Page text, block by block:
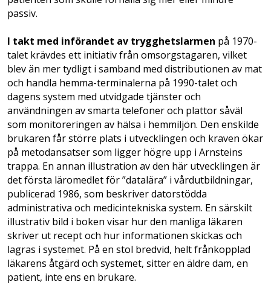
passiv.
I takt med införandet av trygghetslarmen på 1970-
talet krävdes ett initiativ från omsorgstagaren, vilket
blev än mer tydligt i samband med distributionen av mat
och handla hemma-terminalerna på 1990-talet och
dagens system med utvidgade tjänster och
användningen av smarta telefoner och plattor såväl
som monitoreringen av hälsa i hemmiljön. Den enskilde
brukaren får större plats i utvecklingen och kraven ökar
på metodansatser som ligger högre upp i Arnsteins
trappa. En annan illustration av den här utvecklingen är
det första läromedlet för ”data­lära” i vårdutbildningar,
publicerad 1986, som beskriver datorstödda
administrativa och medicin­tekniska system. En särskilt
illustrativ bild i boken visar hur den manliga läkaren
skriver ut recept och hur informationen skickas och
lagras i systemet. På en stol bredvid, helt frånkopplad
läkarens åtgärd och systemet, sitter en äldre dam, en
patient, inte ens en brukare.